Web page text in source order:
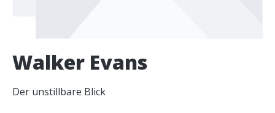
Walker Evans
Der unstillbare Blick